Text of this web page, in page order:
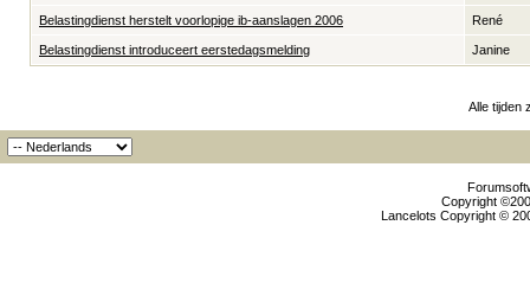
Belastingdienst herstelt voorlopige ib-aanslagen 2006 René
Belastingdienst introduceert eerstedagsmelding Janine
Alle tijden
Copyright
Lancelots Copyright ©